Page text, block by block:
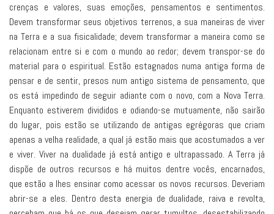
crenças e valores, suas emoções, pensamentos e sentimentos.
Devem transformar seus objetivos terrenos, a sua maneiras de viver
na Terra e a sua fisicalidade; devem transformar a maneira como se
relacionam entre si e com o mundo ao redor; devem transpor-se do
material para o espiritual. Estão estagnados numa antiga forma de
pensar e de sentir, presos num antigo sistema de pensamento, que
os está impedindo de seguir adiante com o novo, com a Nova Terra.
Enquanto estiverem divididos e odiando-se mutuamente, não sairão
do lugar, pois estão se utilizando de antigas egrégoras que criam
apenas a velha realidade, a qual já estão mais que acostumados a ver
e viver. Viver na dualidade já está antigo e ultrapassado. A Terra já
dispõe de outros recursos e há muitos dentre vocês, encarnados,
que estão a lhes ensinar como acessar os novos recursos. Deveriam
abrir-se a eles. Dentro desta energia de dualidade, raiva e revolta,